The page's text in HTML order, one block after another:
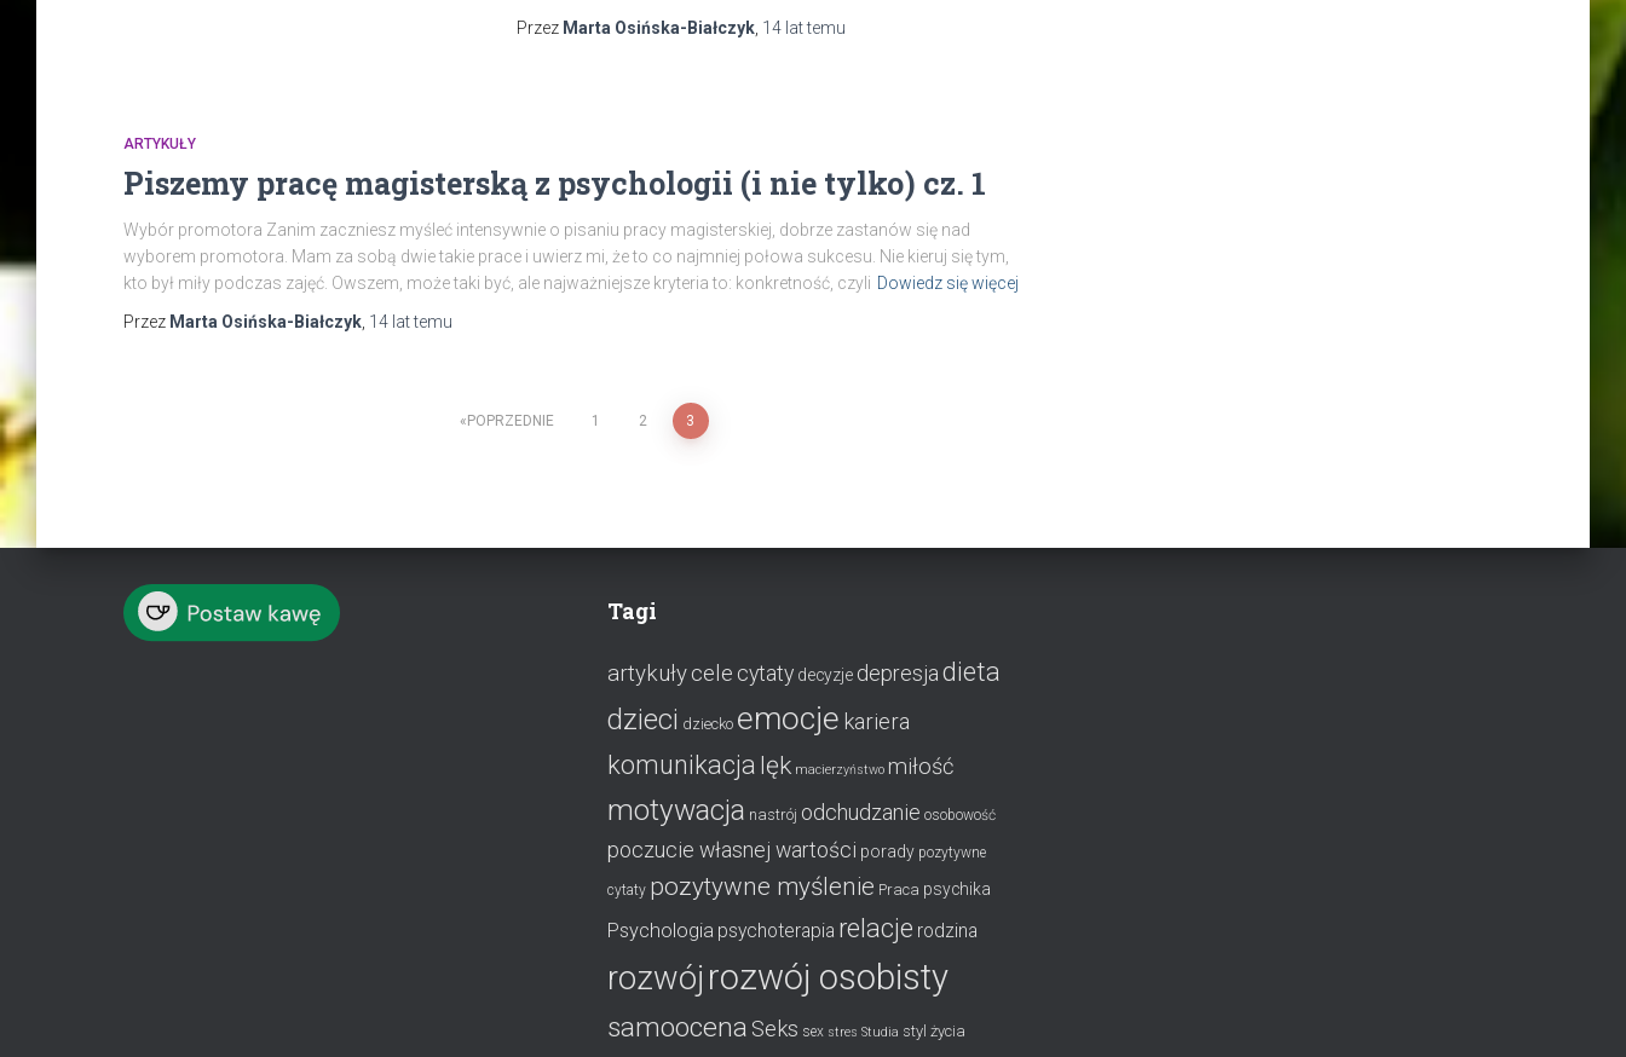
Przez Marta Osińska-Białczyk, 14 lattemu
ARTYKUŁY
Piszemy pracę magisterską z psychologii (i nie tylko) cz. 1
Wybór promotora Zanim zaczniesz myśleć intensywnie o pisaniu pracy magisterskiej, dobrze zastanów się nad
wyborem promotora. Mam za sobą dwie takie prace i uwierz mi, że to co najmniej połowa sukcesu. Nie kieruj się tym,
kto był miły podczas zajęć. Owszem, może taki być, ale najważniejsze kryteria to: konkretność, czyli Dowiedz się więcej
Przez Marta Osińska-Białczyk, 14 lattemu
POPRZEDNIE 1 2 3
Tagi
artykułycele cytaty decyzje depresja dieta
dzieci dziecko emocje kariera
komunikacja lęk macierzyństwo miłość
motywacja nastrój odchudzanie osobowość
poczucie własnej wartości porady pozytywne
cytaty pozytywne myślenie Praca psychika
Psychologia psychoterapia relacje rodzina
rozwój rozwój osobisty
samoocena Seks sex stres Studia styl życia